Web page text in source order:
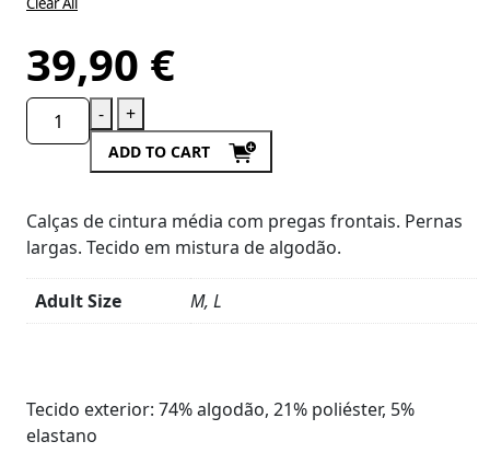
39,90 €
- +
ADD TO CART
Calças de cintura média com pregas frontais. Pernas
largas. Tecido em mistura de algodão.
Adult Size
M, L
Tecido exterior: 74% algodão, 21% poliéster, 5%
elastano